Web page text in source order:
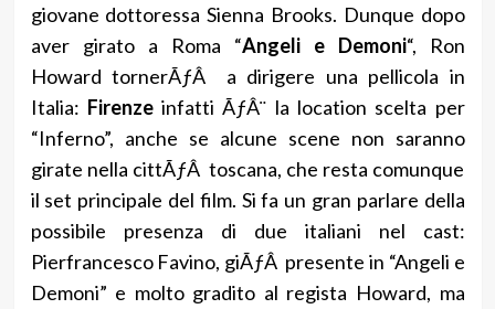
giovane dottoressa Sienna Brooks. Dunque dopo
aver girato a Roma “Angeli e Demoni“, Ron
Howard tornerÃƒÂ a dirigere una pellicola in
Italia: Firenzeinfatti ÃƒÂ¨ la location scelta per
“Inferno”, anche se alcune scene non saranno
girate nella cittÃƒÂ toscana, che resta comunque
il set principale del film. Si fa un gran parlare della
possibile presenza di due italiani nel cast:
Pierfrancesco Favino, giÃƒÂ presente in “Angeli e
Demoni” e molto gradito al regista Howard, ma